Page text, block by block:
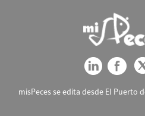
misPeces se edita desde El Puerto